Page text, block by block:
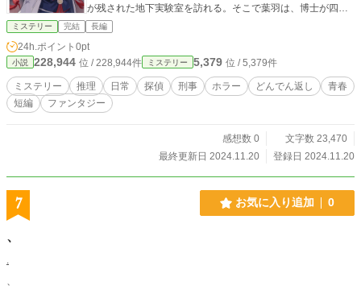
が残された地下実験室を訪れる。そこで葉羽は、博士が四次
元空間と共鳴現象を利用した前代未聞の殺人トリックを仕掛
けた可能性に気づく。しかし、謎を解き明かそうとする葉羽
と彩由美の周囲で、不可解な現象が次々と発生し、二人は見
えない恐怖に追い詰められていく。四次元残響が引き起こす
恐怖と、天才高校生・葉羽の推理が交錯する中、事件は想像
を絶する結末へと向かっていく。
ミステリー 完結 長編
24h.ポイント 0pt
小説 228,944 位 / 228,944件 ミステリー 5,379 位 / 5,379件
ミステリー 推理 日常 探偵 刑事 ホラー どんでん返し
青春
短編
ファンタジー
感想数 0
文字数 23,470
最終更新日 2024.11.20
登録日 2024.11.20
7 お気に入り追加 0
、
.
、